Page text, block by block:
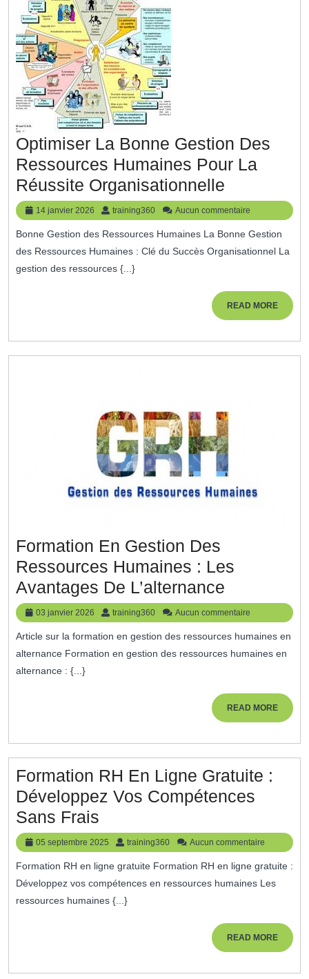
Optimiser La Bonne Gestion Des
Ressources Humaines Pour La
Réussite Organisationnelle
La
Bonne
Gestion
Humaines
14 janvier 2026
14
janvier
2026
training360 training360
Aucun commentaire
Bonne Gestion des Ressources Humaines La Bonne Gestion
des Ressources Humaines : Clé du Succès Organisationnel La
gestion des ressources {...}
READ MOREREAD
MORE
Formation En Gestion Des
Ressources Humaines : Les
Avantages De L’alternance
En
Gestion
Des
Humaines
:
De
03 janvier 2026
03
janvier
2026
training360 training360
Aucun commentaire
Article sur la formation en gestion des ressources humaines en
alternance Formation en gestion des ressources humaines en
alternance : {...}
READ MOREREAD
MORE
Formation RH En Ligne Gratuite :
Développez Vos Compétences
Sans Frais
RH
En
Ligne
Gratuite
05 septembre 2025
05
septembre
2025
training360 training360
Aucun commentaire
Formation RH en ligne gratuite Formation RH en ligne gratuite :
Développez vos compétences en ressources humaines Les
ressources humaines {...}
READ MOREREAD
MORE